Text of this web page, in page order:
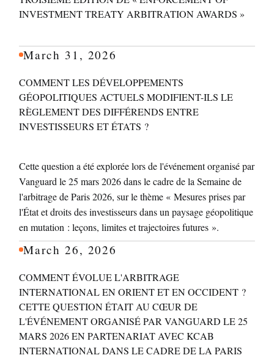
INVESTMENT TREATY ARBITRATION AWARDS »
March 31, 2026
COMMENT LES DÉVELOPPEMENTS
GÉOPOLITIQUES ACTUELS MODIFIENT-ILS LE
RÈGLEMENT DES DIFFÉRENDS ENTRE
INVESTISSEURS ET ÉTATS ?
Cette question a été explorée lors de l'événement organisé par
Vanguard le 25 mars 2026 dans le cadre de la Semaine de
l'arbitrage de Paris 2026, sur le thème « Mesures prises par
l'État et droits des investisseurs dans un paysage géopolitique
en mutation : leçons, limites et trajectoires futures ».
March 26, 2026
COMMENT ÉVOLUE L'ARBITRAGE
INTERNATIONAL EN ORIENT ET EN OCCIDENT ?
CETTE QUESTION ÉTAIT AU CŒUR DE
L'ÉVÉNEMENT ORGANISÉ PAR VANGUARD LE 25
MARS 2026 EN PARTENARIAT AVEC KCAB
INTERNATIONAL DANS LE CADRE DE LA PARIS